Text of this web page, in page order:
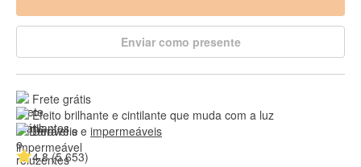
Enviar como presente
Frete grátis
Efeito brilhante e cintilante que muda com a luz
Duráveis e impermeáveis
4.8 (5 653)